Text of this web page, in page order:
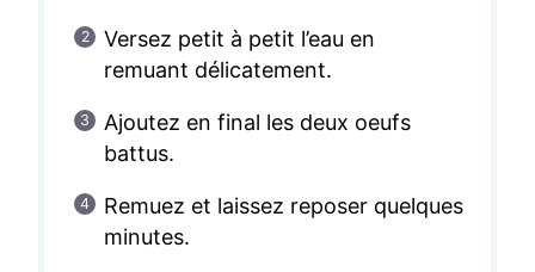
Versez petit à petit l’eau en
remuant délicatement.
Ajoutez en final les deux oeufs
battus.
Remuez et laissez reposer quelques
minutes.